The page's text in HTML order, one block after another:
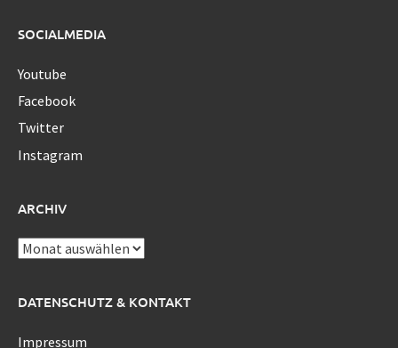
SOCIALMEDIA
Youtube
Facebook
Twitter
Instagram
ARCHIV
Archiv
DATENSCHUTZ & KONTAKT
Impressum